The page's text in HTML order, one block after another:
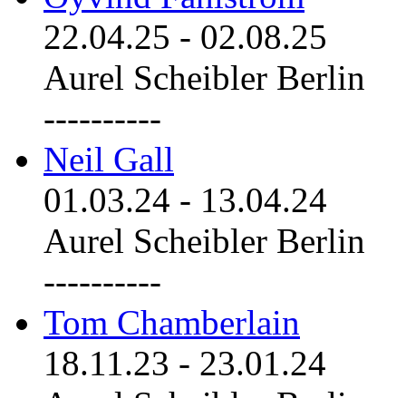
22.04.25 - 02.08.25
Aurel Scheibler Berlin
----------
Neil Gall
01.03.24 - 13.04.24
Aurel Scheibler Berlin
----------
Tom Chamberlain
18.11.23 - 23.01.24